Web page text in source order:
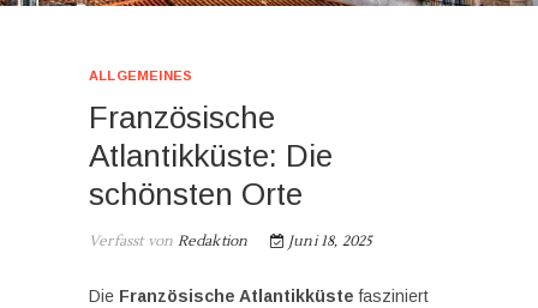
ALLGEMEINES
Französische
Atlantikküste: Die
schönsten Orte
Verfasst von Redaktion Juni 18, 2025
Die Französische Atlantikküste fasziniert